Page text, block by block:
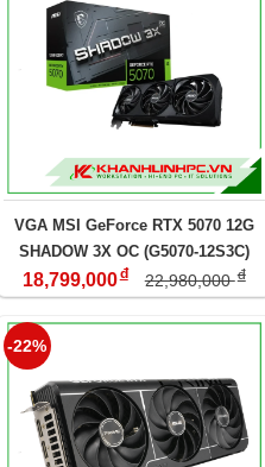
VGA MSI GeForce RTX 5070 12G
SHADOW 3X OC (G5070-12S3C)
18,799,000đ 22,980,000đ
-22%